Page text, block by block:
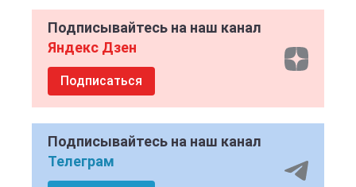
Подписывайтесь на наш канал
Яндекс Дзен
Подписаться
Подписывайтесь на наш канал
Телеграм